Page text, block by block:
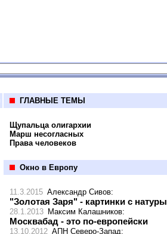
ГЛАВНЫЕ ТЕМЫ
Щупальца олигархии
Марш несогласных
Права человеков
Окно в Европу
11.3.2015 Александр Сивов:
"Золотая Заря" - картинки с натуры
28.1.2013 Максим Калашников:
Москвабад - это по-европейски
13.10.2012 АПН Северо-Запад: